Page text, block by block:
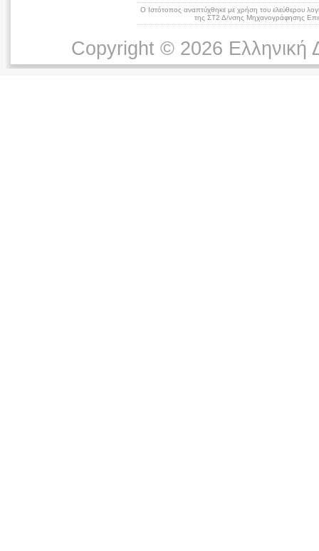
Ο Ιστότοπος αναπτύχθηκε με χρήση του ελεύθερου
της ΣΤ2 Δ/νσης Μηχανογράφησης
Copyright © 2026